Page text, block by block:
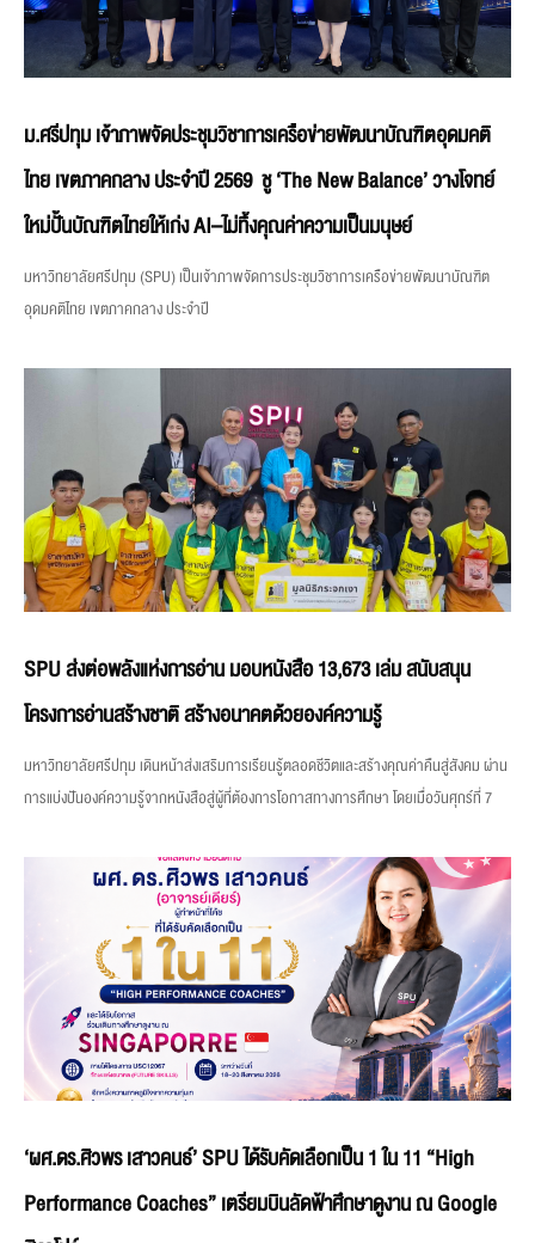
ม.ศรีปทุม เจ้าภาพจัดประชุมวิชาการเครือข่ายพัฒนาบัณฑิตอุดมคติ
ไทย เขตภาคกลาง ประจำปี 2569 ชู ‘The New Balance’ วางโจทย์
ใหม่ปั้นบัณฑิตไทยให้เก่ง AI–ไม่ทิ้งคุณค่าความเป็นมนุษย์
มหาวิทยาลัยศรีปทุม (SPU) เป็นเจ้าภาพจัดการประชุมวิชาการเครือข่ายพัฒนาบัณฑิต
อุดมคติไทย เขตภาคกลาง ประจำปี
SPU ส่งต่อพลังแห่งการอ่าน มอบหนังสือ 13,673 เล่ม สนับสนุน
โครงการอ่านสร้างชาติ สร้างอนาคตด้วยองค์ความรู้
มหาวิทยาลัยศรีปทุม เดินหน้าส่งเสริมการเรียนรู้ตลอดชีวิตและสร้างคุณค่าคืนสู่สังคม ผ่าน
การแบ่งปันองค์ความรู้จากหนังสือสู่ผู้ที่ต้องการโอกาสทางการศึกษา โดยเมื่อวันศุกร์ที่ 7
‘ผศ.ดร.ศิวพร เสาวคนธ์’ SPU ได้รับคัดเลือกเป็น 1 ใน 11 “High
Performance Coaches” เตรียมบินลัดฟ้าศึกษาดูงาน ณ Google